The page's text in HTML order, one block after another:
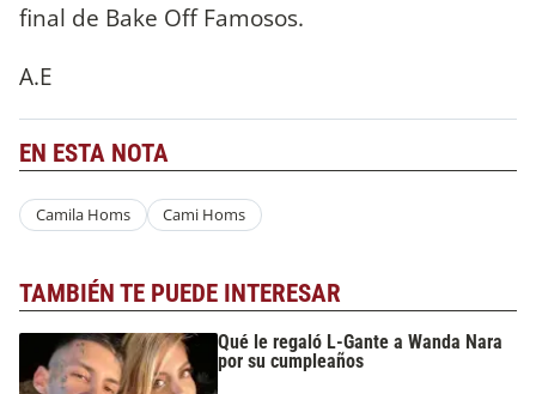
final de Bake Off Famosos.
A.E
EN ESTA NOTA
Camila Homs Cami Homs
TAMBIÉN TE PUEDE INTERESAR
Qué le regaló L-Gante a Wanda Nara
por su cumpleaños